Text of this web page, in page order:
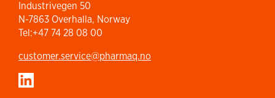
Industrivegen 50
N-7863 Overhalla, Norway
Tel:+47 74 28 08 00
customer.service​@pharmaq.no